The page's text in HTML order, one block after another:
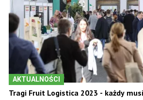
AKTUALNOŚCI
Tragi Fruit Logistica 2023 - każdy